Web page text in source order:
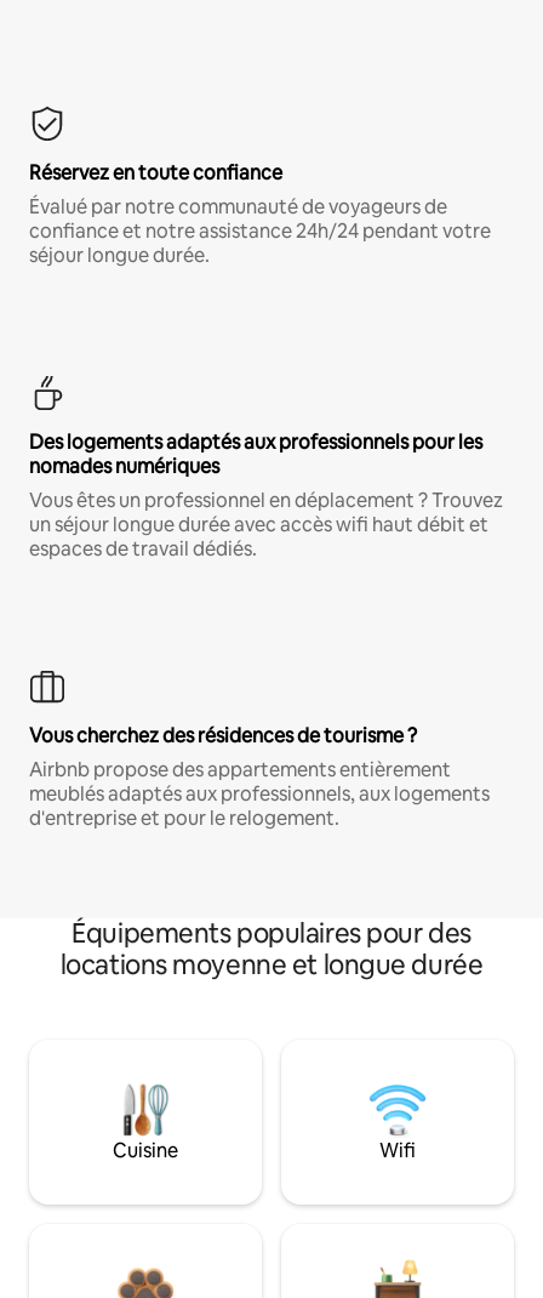
Réservez en toute confiance
Évalué par notre communauté de voyageurs de
confiance et notre assistance 24h/24 pendant votre
séjour longue durée.
Des logements adaptés aux professionnels pour les
nomades numériques
Vous êtes un professionnel en déplacement ? Trouvez
un séjour longue durée avec accès wifi haut débit et
espaces de travail dédiés.
Vous cherchez des résidences de tourisme ?
Airbnb propose des appartements entièrement
meublés adaptés aux professionnels, aux logements
d'entreprise et pour le relogement.
Équipements populaires pour des
locations moyenne et longue durée
Cuisine Wifi